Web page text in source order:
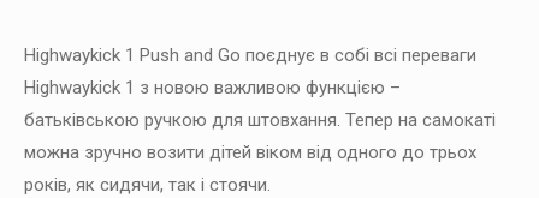
5років
кількість
Highwaykick 1 Push and Go поєднує в собі всі переваги
Highwaykick 1 з новою важливою функцією –
батьківською ручкою для штовхання. Тепер на самокаті
можна зручно возити дітей віком від одного до трьох
років, як сидячи, так і стоячи.